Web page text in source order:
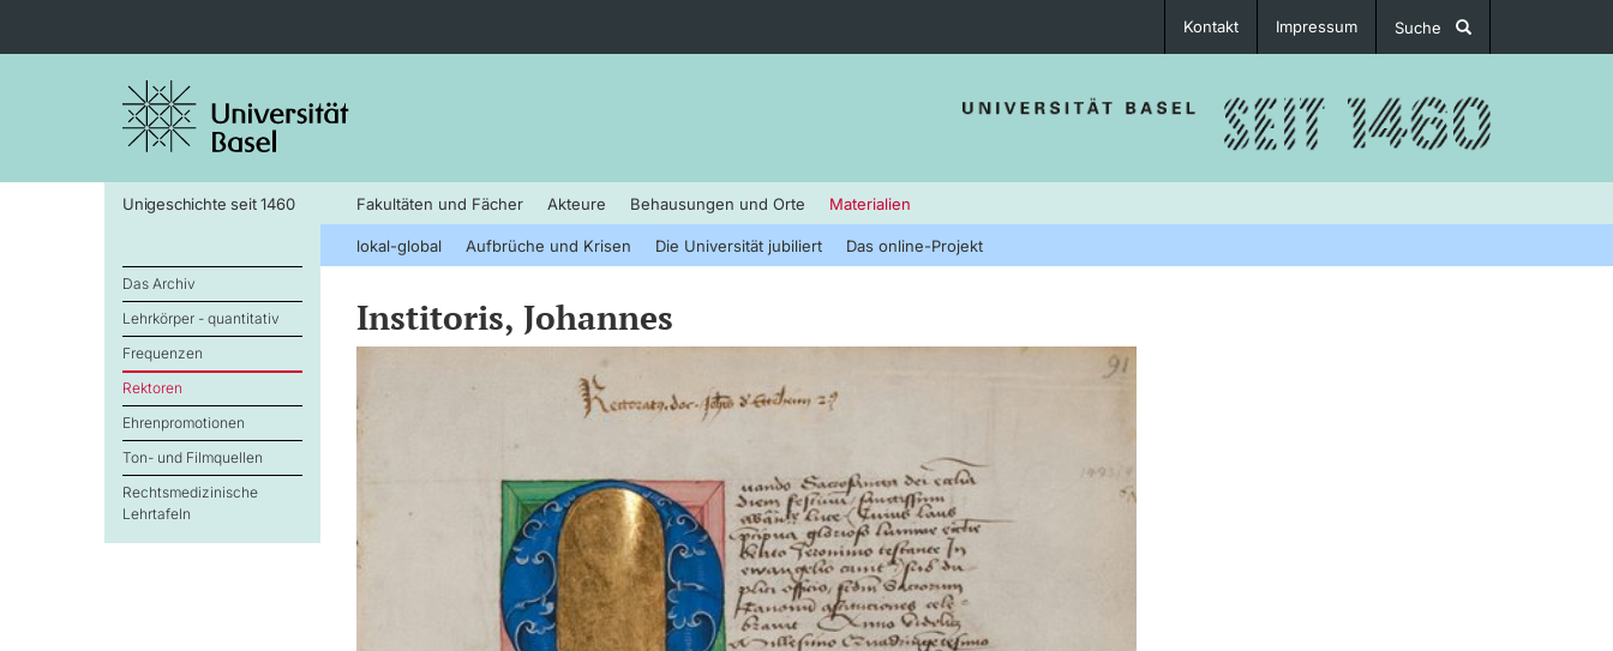
Kontakt Impressum Suche
Unigeschichte seit 1460 Fakultäten und Fächer Akteure Behausungen und Orte Materialien
lokal-global Aufbrüche und Krisen Die Universität jubiliert Das online-Projekt
Das Archiv
Lehrkörper - quantitativ
Frequenzen
Rektoren
Ehrenpromotionen
Ton- und Filmquellen
Rechtsmedizinische
Lehrtafeln
Institoris, Johannes